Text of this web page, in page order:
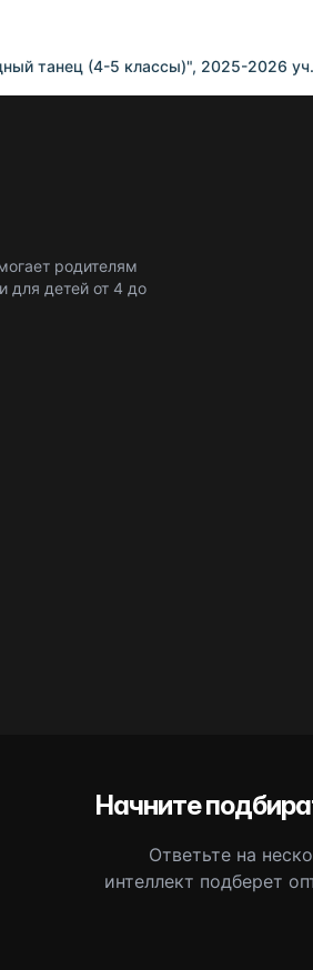
танец (4-5 классы)", 2025-2026
родителям
для детей от 4 до
Начните
Ответьте на
интеллект подберет